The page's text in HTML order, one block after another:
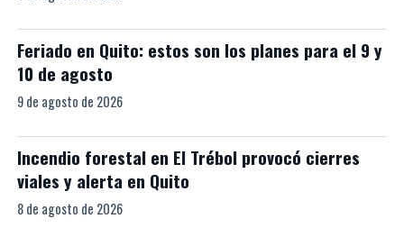
Feriado en Quito: estos son los planes para el 9 y
10 de agosto
9 de agosto de 2026
Incendio forestal en El Trébol provocó cierres
viales y alerta en Quito
8 de agosto de 2026